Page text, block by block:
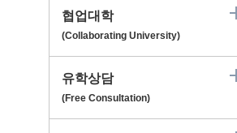
협업대학
(Collaborating University)
유학상담
(Free Consultation)